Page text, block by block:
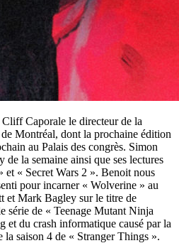
Caporale le directeur de la
Montréal, dont la prochaine édition
au Palais des congrès. Simon
la semaine ainsi que ses lectures
« Secret Wars 2 ». Benoit nous
pour incarner « Wolverine » au
et Mark Bagley sur le titre de
série de « Teenage Mutant Ninja
du crash informatique causé par la
la saison 4 de « Stranger Things ».